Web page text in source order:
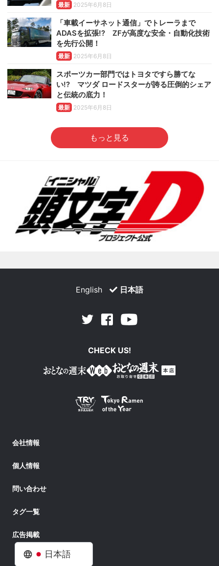
日本語
最新 2025年6月8日
「車載イーサネット通信」でトレーラまで
ADASを拡張!? ZFが高度な安全・自動化技術
を先行公開！
最新 2025年6月8日
スポーツカー部門ではトヨタですら勝てな
い!? マツダ ロードスターが誇る圧倒的シェア
と伝統の底力！
最新 2025年6月8日
もっと見る
English 日本語
Twitter Facebook
CHECK US!
会社情報
個人情報
問い合わせ
タグ一覧
広告掲載